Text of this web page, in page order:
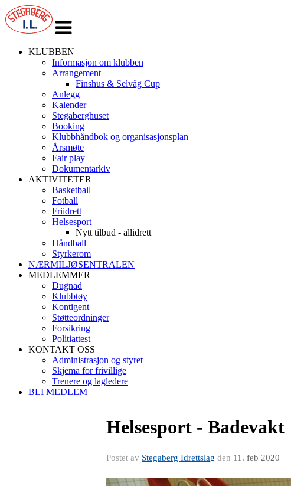
navigasjon
KLUBBEN
Informasjon om klubben
Arrangement
Finshus & Selvåg Cup
Anlegg
Kalender
Stegaberghuset
Booking
Klubbhåndbok og organisasjonsplan
Årsmøte
Fair play
Dokumentarkiv
AKTIVITETER
Basketball
Fotball
Friidrett
Helsesport
Nytt tilbud - allidrett
Håndball
Styrkerom
NÆRMILJØSENTRALEN
MEDLEMMER
Dugnad
Klubbtøy
Kontigent
Støtteordninger
Forsikring
Politiattest
KONTAKT OSS
Administrasjon og styret
Skjema for frivillige
Trenere og lagledere
BLI MEDLEM
Helsesport - Badevakt
Postet av Stegaberg Idrettslag den 11. feb 2020